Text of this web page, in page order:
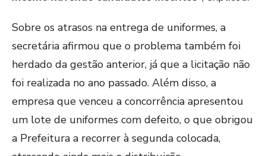
Sobre os atrasos na entrega de uniformes, a
secretária afirmou que o problema também foi
herdado da gestão anterior, já que a licitação não
foi realizada no ano passado. Além disso, a
empresa que venceu a concorrência apresentou
um lote de uniformes com defeito, o que obrigou
a Prefeitura a recorrer à segunda colocada,